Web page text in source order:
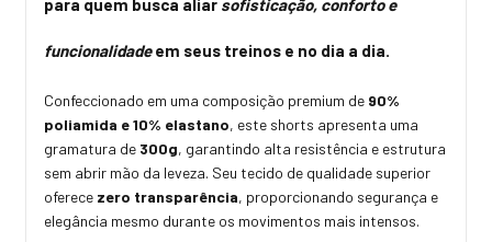
para quem busca aliar sofisticação, conforto e
funcionalidadeem seus treinos e no dia a dia.
Confeccionado em uma composição premium de 90%
poliamida e 10% elastano, este shorts apresenta uma
gramatura de 300g, garantindo alta resistência e estrutura
sem abrir mão da leveza. Seu tecido de qualidade superior
oferece zero transparência, proporcionando segurança e
elegância mesmo durante os movimentos mais intensos.